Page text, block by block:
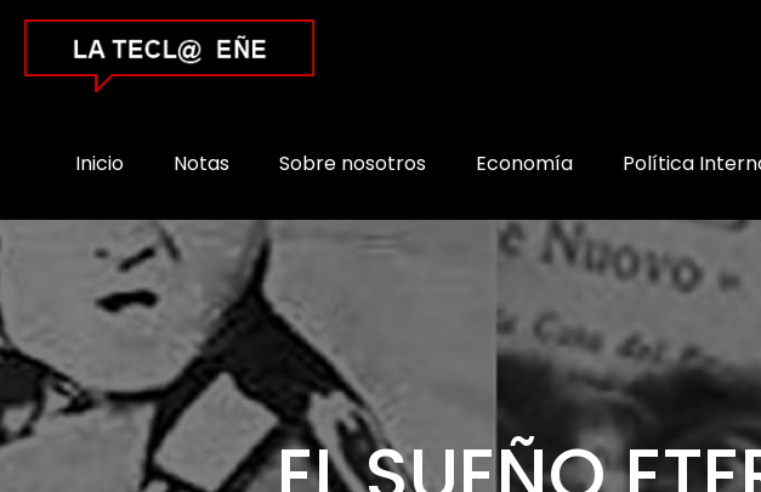
Inicio Notas Sobre nosotros Economía Política